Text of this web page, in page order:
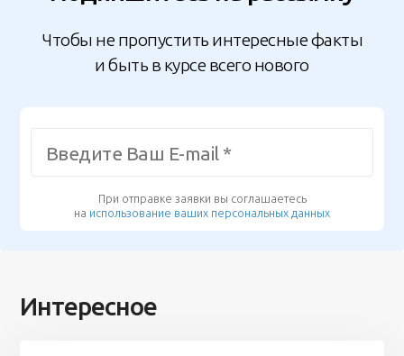
Чтобы не пропустить интересные факты
и быть в курсе всего нового
При отправке заявки вы соглашаетесь
на использование ваших персональных данных
Интересное